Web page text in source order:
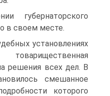
губернаторского
в своем месте.
установлениях
решения всех дел. В
смешанное
которого